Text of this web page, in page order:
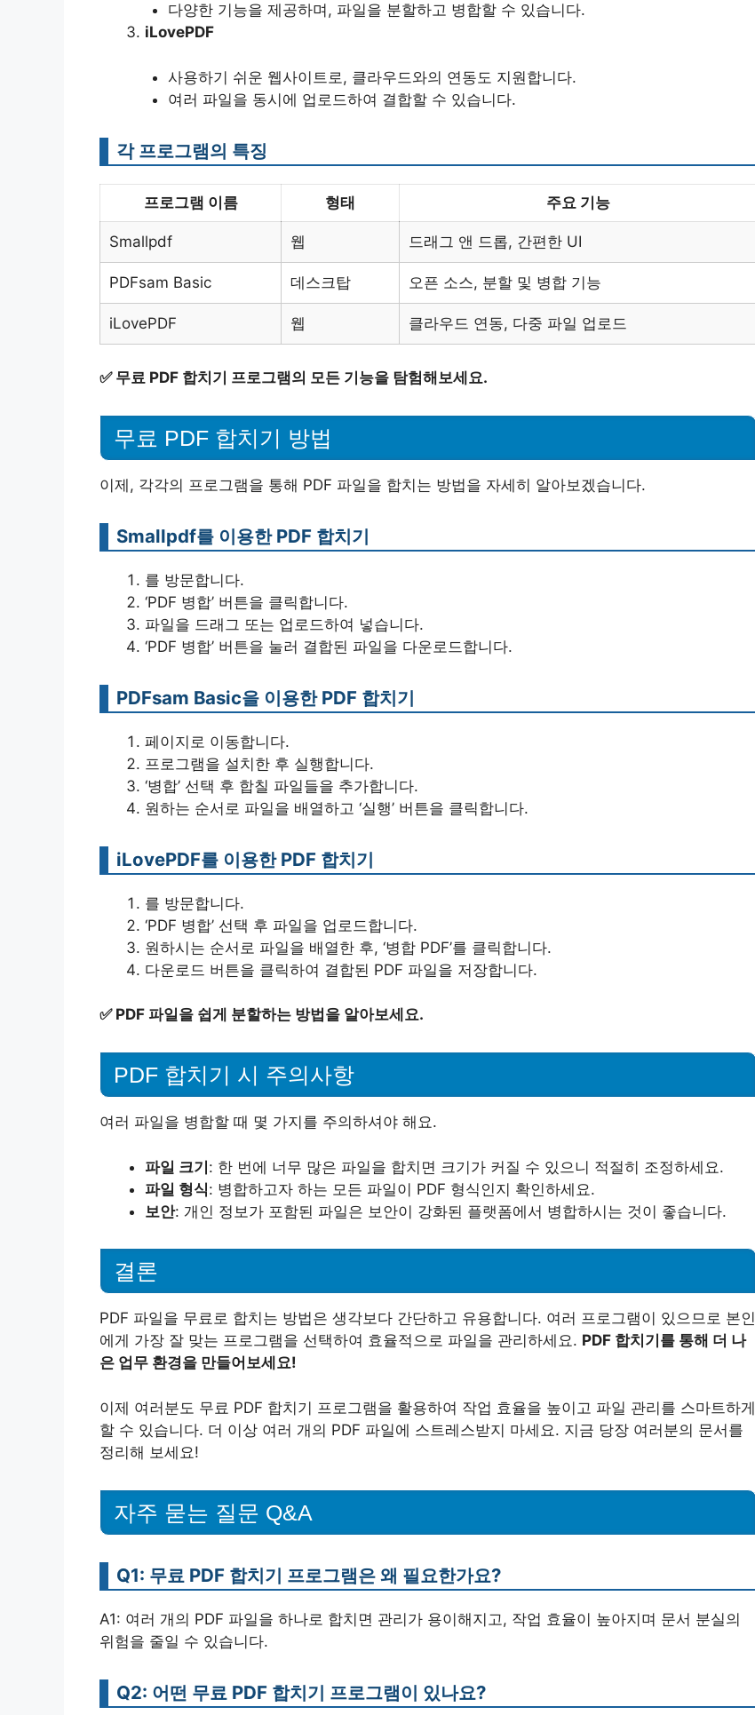
다양한 기능을 제공하며, 파일을 분할하고 병합할 수 있습니다.
iLovePDF
사용하기 쉬운 웹사이트로, 클라우드와의 연동도 지원합니다.
여러 파일을 동시에 업로드하여 결합할 수 있습니다.
각 프로그램의 특징
프로그램 이름 형태 주요 기능
Smallpdf 웹 드래그 앤 드롭, 간편한 UI
PDFsam Basic 데스크탑 오픈 소스, 분할 및 병합 기능
iLovePDF 웹 클라우드 연동, 다중 파일 업로드
✅ 무료 PDF 합치기 프로그램의 모든 기능을 탐험해보세요.
무료 PDF 합치기 방법
이제, 각각의 프로그램을 통해 PDF 파일을 합치는 방법을 자세히 알아보겠습니다.
Smallpdf를 이용한 PDF 합치기
를 방문합니다.
‘PDF 병합’ 버튼을 클릭합니다.
파일을 드래그 또는 업로드하여 넣습니다.
‘PDF 병합’ 버튼을 눌러 결합된 파일을 다운로드합니다.
PDFsam Basic을 이용한 PDF 합치기
페이지로 이동합니다.
프로그램을 설치한 후 실행합니다.
‘병합’ 선택 후 합칠 파일들을 추가합니다.
원하는 순서로 파일을 배열하고 ‘실행’ 버튼을 클릭합니다.
iLovePDF를 이용한 PDF 합치기
를 방문합니다.
‘PDF 병합’ 선택 후 파일을 업로드합니다.
원하시는 순서로 파일을 배열한 후, ‘병합 PDF’를 클릭합니다.
다운로드 버튼을 클릭하여 결합된 PDF 파일을 저장합니다.
✅ PDF 파일을 쉽게 분할하는 방법을 알아보세요.
PDF 합치기 시 주의사항
여러 파일을 병합할 때 몇 가지를 주의하셔야 해요.
파일 크기: 한 번에 너무 많은 파일을 합치면 크기가 커질 수 있으니 적절히 조정하세요.
파일 형식: 병합하고자 하는 모든 파일이 PDF 형식인지 확인하세요.
보안: 개인 정보가 포함된 파일은 보안이 강화된 플랫폼에서 병합하시는 것이 좋습니다.
결론
PDF 파일을 무료로 합치는 방법은 생각보다 간단하고 유용합니다. 여러 프로그램이 있으므로 본인
에게 가장 잘 맞는 프로그램을 선택하여 효율적으로 파일을 관리하세요. PDF 합치기를 통해 더 나
은 업무 환경을 만들어보세요!
이제 여러분도 무료 PDF 합치기 프로그램을 활용하여 작업 효율을 높이고 파일 관리를 스마트하게
할 수 있습니다. 더 이상 여러 개의 PDF 파일에 스트레스받지 마세요. 지금 당장 여러분의 문서를
정리해 보세요!
자주 묻는 질문 Q&A
Q1: 무료 PDF 합치기 프로그램은 왜 필요한가요?
A1: 여러 개의 PDF 파일을 하나로 합치면 관리가 용이해지고, 작업 효율이 높아지며 문서 분실의
위험을 줄일 수 있습니다.
Q2: 어떤 무료 PDF 합치기 프로그램이 있나요?